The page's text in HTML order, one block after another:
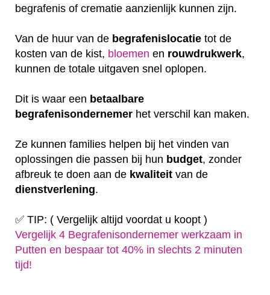
begrafenis of crematie aanzienlijk kunnen zijn.
Van de huur van de begrafenislocatie tot de
kosten van de kist, bloemen en rouwdrukwerk,
kunnen de totale uitgaven snel oplopen.
Dit is waar een betaalbare
begrafenisondernemer het verschil kan maken.
Ze kunnen families helpen bij het vinden van
oplossingen die passen bij hun budget, zonder
afbreuk te doen aan de kwaliteit van de
dienstverlening.
✅ TIP: ( Vergelijk altijd voordat u koopt )
Vergelijk 4 Begrafenisondernemer werkzaam in
Putten en bespaar tot 40% in slechts 2 minuten
tijd!